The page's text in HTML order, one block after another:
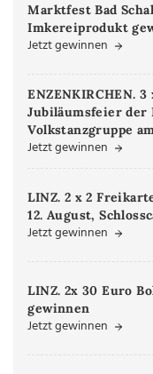
Marktfest Bad
Imkereiprodukt
Jetzt gewinnen
ENZENKIRCHEN.
Jubiläumsfeier der
Volkstanzgruppe
Jetzt gewinnen
LINZ. 2 x 2
12. August,
Jetzt gewinnen
LINZ. 2x 30 Euro
gewinnen
Jetzt gewinnen